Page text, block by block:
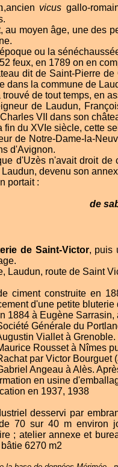
,ancien vicus gallo-
au moyen âge, une des
ou la
feux, en 1789 on en
dit de Saint-Pierre
dans la commune de
trouvé de tout temps, en
de Laudun,
VII dans son
fin du XVIe siècle, cette
de Notre-Dame-la-
d'Avignon.
d'Uzès n'avait droit
Laudun, devenu son
portait :
de
de Saint-Victor, puis
Laudun, route de Saint
ciment construite en
d'une petite
1884 à Eugène Sarrasin,
Générale du
Viallet à Grenoble.
Rousset à Nîmes
par Victor Bourguet
Angeau à Alès.
en usine
en 1937, 1938
desservi par
70 sur 40 m environ
; atelier annexe et
6270 m2